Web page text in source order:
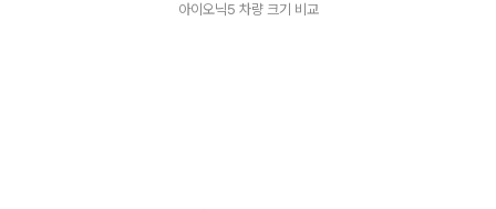
아이오닉5 차량 크기 비교